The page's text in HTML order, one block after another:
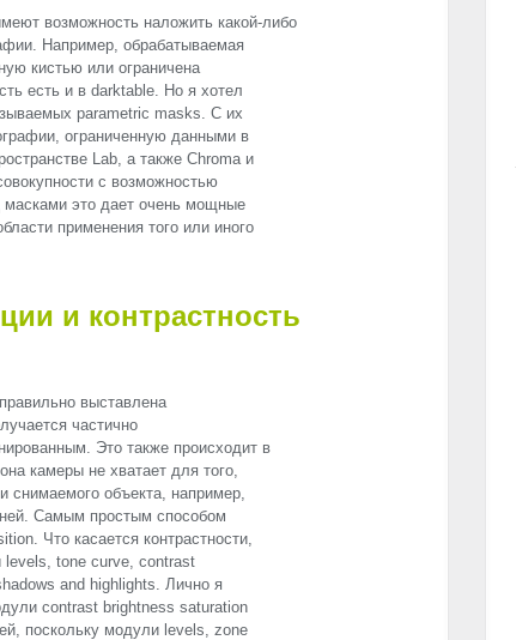
возможность наложить какой-либо
Например, обрабатываемая
кистью или ограничена
есть и в darktable. Но я хотел
parametric masks. С их
ограниченную данными в
Lab, а также Chroma и
с возможностью
масками это дает очень мощные
применения того или иного
и контрастность
выставлена
частично
Это также происходит в
камеры не хватает для того,
снимаемого объекта, например,
Самым простым способом
Что касается контрастности,
levels, tone curve, contrast
and highlights. Лично я
contrast brightness saturation
поскольку модули levels, zone